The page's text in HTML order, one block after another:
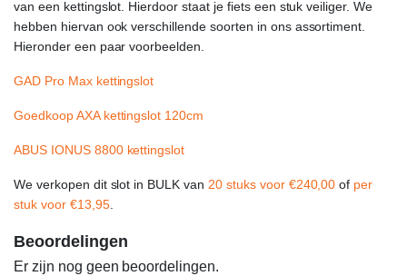
van een kettingslot. Hierdoor staat je fiets een stuk veiliger. We
hebben hiervan ook verschillende soorten in ons assortiment.
Hieronder een paar voorbeelden.
GAD Pro Max kettingslot
Goedkoop AXA kettingslot 120cm
ABUS IONUS 8800 kettingslot
We verkopen dit slot in BULK van 20 stuks voor €240,00 of per
stuk voor €13,95.
Beoordelingen
Er zijn nog geen beoordelingen.